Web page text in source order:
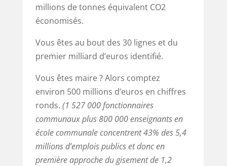
millions de tonnes équivalent CO2
économisés.
Vous êtes au bout des 30 lignes et du
premier milliard d’euros identifié.
Vous êtes maire ? Alors comptez
environ 500 millions d’euros en chiffres
ronds. (1 527 000 fonctionnaires
communaux plus 800 000 enseignants en
école communale concentrent 43% des 5,4
millions d’emplois publics et donc en
première approche du gisement de 1,2